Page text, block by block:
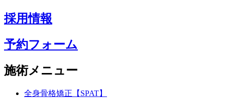
採用情報
予約フォーム
施術メニュー
全身骨格矯正【SPAT】